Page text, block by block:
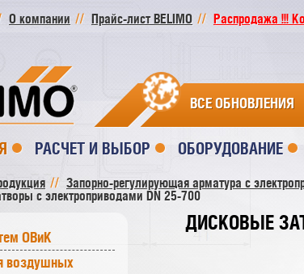
О компании Прайс-лист BELIMO
Распродажа !!!
ВСЕ ОБНОВЛЕНИЯ
РАСЧЕТ И ВЫБОР ОБОРУДОВАНИЕ
Запорно-регулирующая арматура с
c электроприводами DN 25-700
ОВиК
воздушных
ДИСКОВЫЕ